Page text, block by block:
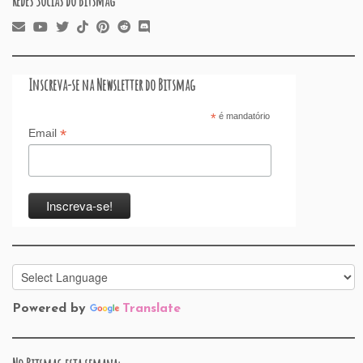
Inscreva-se na Newsletter do Bitsmag
*é mandatório
Email *
Powered by Translate